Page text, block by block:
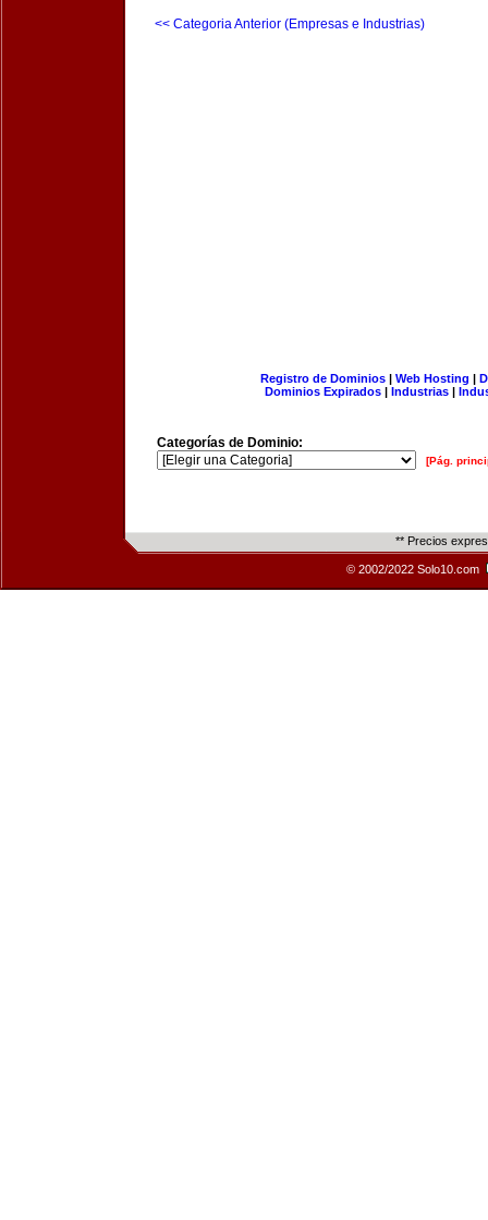
<< Categoria Anterior (Empresas e Industrias)
Registro de Dominios| Web Hosting |
Dominios Expirados | Industrias |
Categorías de Dominio:
[Pág.
** Precios
© 2002/2022 Solo10.com